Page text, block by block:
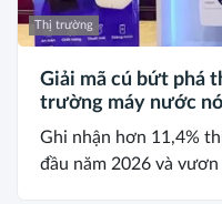
Thị trường
Giải mã cú bứt phá
trường máy nước
Ghi nhận hơn 11,4%
đầu năm 2026 và